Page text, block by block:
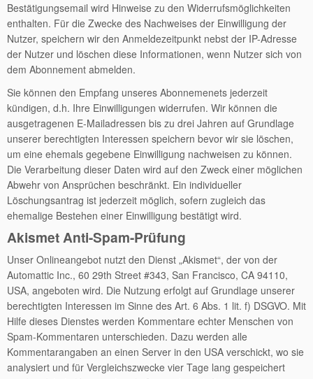
Bestätigungsemail wird Hinweise zu den Widerrufsmöglichkeiten
enthalten. Für die Zwecke des Nachweises der Einwilligung der
Nutzer, speichern wir den Anmeldezeitpunkt nebst der IP-Adresse
der Nutzer und löschen diese Informationen, wenn Nutzer sich von
dem Abonnement abmelden.
Sie können den Empfang unseres Abonnemenets jederzeit
kündigen, d.h. Ihre Einwilligungen widerrufen. Wir können die
ausgetragenen E-Mailadressen bis zu drei Jahren auf Grundlage
unserer berechtigten Interessen speichern bevor wir sie löschen,
um eine ehemals gegebene Einwilligung nachweisen zu können.
Die Verarbeitung dieser Daten wird auf den Zweck einer möglichen
Abwehr von Ansprüchen beschränkt. Ein individueller
Löschungsantrag ist jederzeit möglich, sofern zugleich das
ehemalige Bestehen einer Einwilligung bestätigt wird.
Akismet Anti-Spam-Prüfung
Unser Onlineangebot nutzt den Dienst „Akismet“, der von der
Automattic Inc., 60 29th Street #343, San Francisco, CA 94110,
USA, angeboten wird. Die Nutzung erfolgt auf Grundlage unserer
berechtigten Interessen im Sinne des Art. 6 Abs. 1 lit. f) DSGVO. Mit
Hilfe dieses Dienstes werden Kommentare echter Menschen von
Spam-Kommentaren unterschieden. Dazu werden alle
Kommentarangaben an einen Server in den USA verschickt, wo sie
analysiert und für Vergleichszwecke vier Tage lang gespeichert